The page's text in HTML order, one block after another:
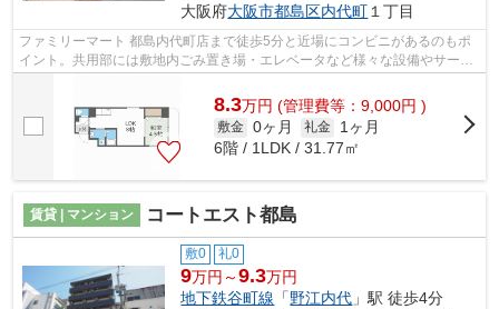
大阪府大阪市都島区内代町 １丁目
ファミリーマート 都島内代町店まで徒歩5分と近場にコンビニがあるのもポ
イント。共用部には敷地内ごみ置き場・エレベータなど様々な設備やサービ
スが揃っているので便利です。駅から...
8.3万円 (管理費等：9,000円 )
敷金 0ヶ月 礼金
1ヶ月
6階 / 1LDK / 31.77㎡
賃貸 | マンション コートエスト都島
敷0 礼0
9万円～9.3万円
地下鉄谷町線 「野江内代 」駅 徒歩4分